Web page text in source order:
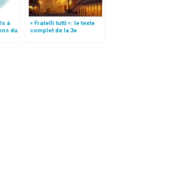
à
du
« Fratelli tutti »: le texte
complet de la 3e